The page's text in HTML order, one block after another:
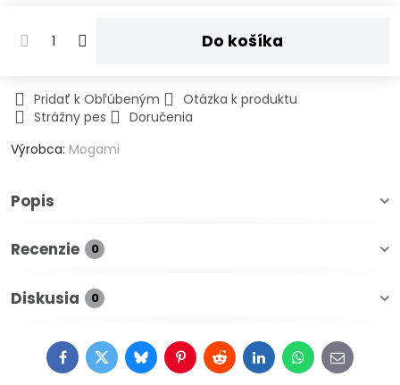
Do košíka
Pridať k Obľúbeným
Otázka k produktu
Strážny pes
Doručenia
Výrobca: Mogami
Popis
Recenzie 0
Diskusia 0
FacebookTwitterBlueskyPinterestRedditLinkedInWhatsApp
E-
mail